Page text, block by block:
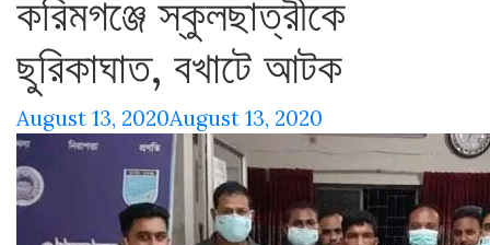
করিমগঞ্জে স্কুলছাত্রীকে
ছুরিকাঘাত, বখাটে আটক
August 13, 2020August 13, 2020